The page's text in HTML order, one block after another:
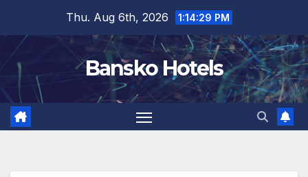
content
Thu. Aug 6th, 2026 1:14:30 PM
Bansko Hotels